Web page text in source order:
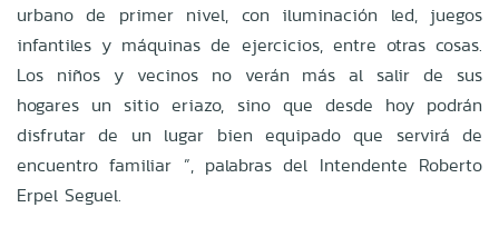
urbano de primer nivel, con iluminación led, juegos
infantiles y máquinas de ejercicios, entre otras cosas.
Los niños y vecinos no verán más al salir de sus
hogares un sitio eriazo, sino que desde hoy podrán
disfrutar de un lugar bien equipado que servirá de
encuentro familiar ”, palabras del Intendente Roberto
Erpel Seguel.